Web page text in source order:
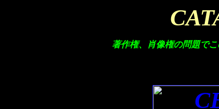
著作権、肖像権の問題で